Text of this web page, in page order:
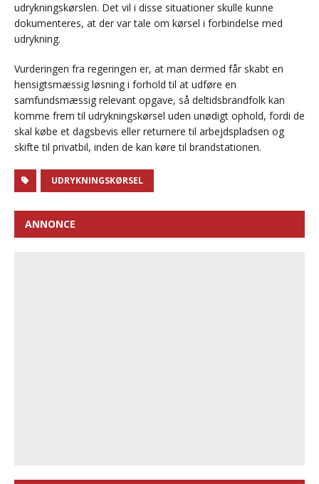
udrykningskørslen. Det vil i disse situationer skulle kunne
dokumenteres, at der var tale om kørsel i forbindelse med
udrykning.
Vurderingen fra regeringen er, at man dermed får skabt en
hensigtsmæssig løsning i forhold til at udføre en
samfundsmæssig relevant opgave, så deltidsbrandfolk kan
komme frem til udrykningskørsel uden unødigt ophold, fordi de
skal købe et dagsbevis eller returnere til arbejdspladsen og
skifte til privatbil, inden de kan køre til brandstationen.
UDRYKNINGSKØRSEL
ANNONCE